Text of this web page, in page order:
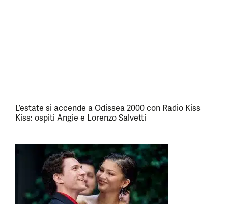
L’estate si accende a Odissea 2000 con Radio Kiss
Kiss: ospiti Angie e Lorenzo Salvetti